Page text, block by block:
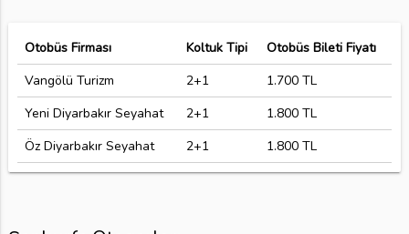
Otobüs Firması Koltuk Tipi
Otobüs Bileti Fiyatı
Vangölü Turizm
2+1
1.700 TL
Yeni Diyarbakır Seyahat
2+1
1.800 TL
Öz Diyarbakır Seyahat
2+1 1.800 TL